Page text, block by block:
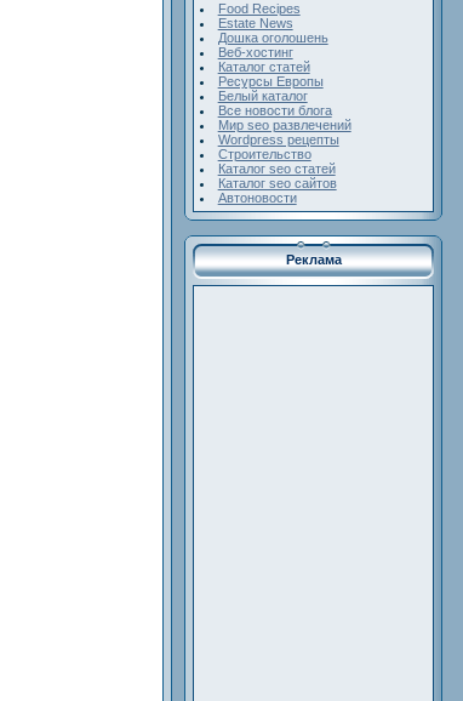
Food Recipes
Estate News
Дошка оголошень
Веб-хостинг
Каталог статей
Ресурсы Европы
Белый каталог
Все новости блога
Мир seo развлечений
Wordpress рецепты
Строительство
Каталог seo статей
Каталог seo сайтов
Автоновости
Реклама